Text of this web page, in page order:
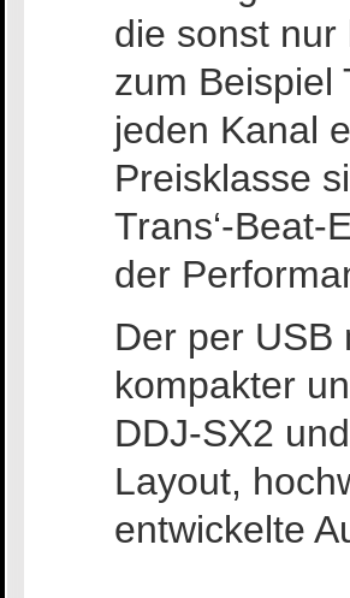
die sonst
zum Beispiel
jeden Kanal
Preisklasse
Trans‘-
der
Der per USB
kompakter
DDJ-SX2
Layout,
entwickelte